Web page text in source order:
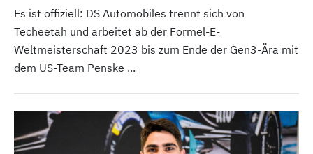
Es ist offiziell: DS Automobiles trennt sich von
Techeetah und arbeitet ab der Formel-E-
Weltmeisterschaft 2023 bis zum Ende der Gen3-Ära mit
dem US-Team Penske ...